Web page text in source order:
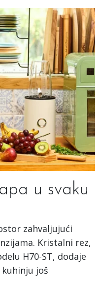
u svaku
zahvaljujući
Kristalni rez,
H70-ST, dodaje
kuhinju još